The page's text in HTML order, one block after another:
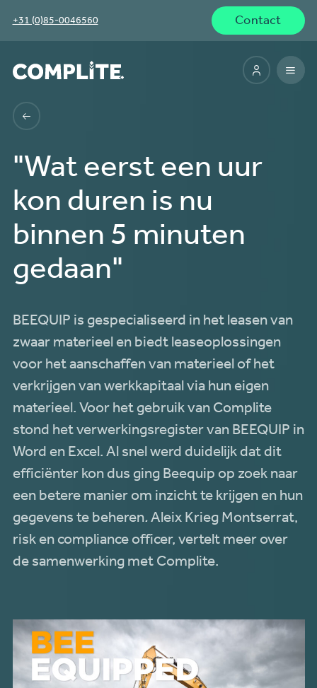
+31 (0)85-0046560 Contact
"Wat eerst een uur
kon duren is nu
binnen 5 minuten
gedaan"
BEEQUIP is gespecialiseerd in het leasen van
zwaar materieel en biedt leaseoplossingen
voor het aanschaffen van materieel of het
verkrijgen van werkkapitaal via hun eigen
materieel. Voor het gebruik van Complite
stond het verwerkingsregister van BEEQUIP in
Word en Excel. Al snel werd duidelijk dat dit
efficiënter kon dus ging Beequip op zoek naar
een betere manier om inzicht te krijgen en hun
gegevens te beheren.Aleix Krieg Montserrat,
risk en compliance officer, vertelt meer over
de samenwerking met Complite.